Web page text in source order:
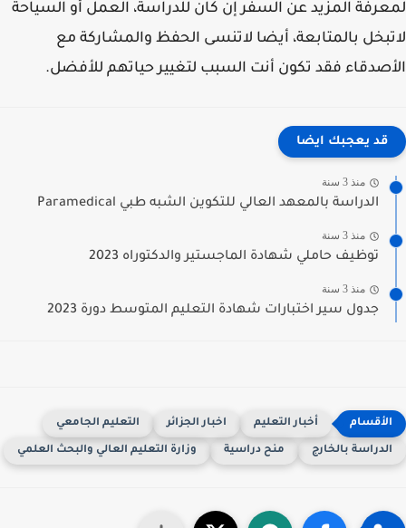
المزيد عن السفر إن كان للدراسة، العمل أو السياحة
بالمتابعة، أيضا لاتنسى الحفظ والمشاركة مع
فقد تكون أنت السبب لتغيير حياتهم للأفضل.
قد يعجبك ايضا
منذ 3 سنة
الدراسة بالمعهد العالي للتكوين الشبه طبي Paramedical
منذ 3 سنة
توظيف حاملي شهادة الماجستير والدكتوراه 2023
منذ 3 سنة
جدول سير اختبارات شهادة التعليم المتوسط دورة 2023
أخبار التعليم اخبار الجزائر التعليم الجامعي
بالخارج منح دراسية وزارة التعليم العالي والبحث العلمي